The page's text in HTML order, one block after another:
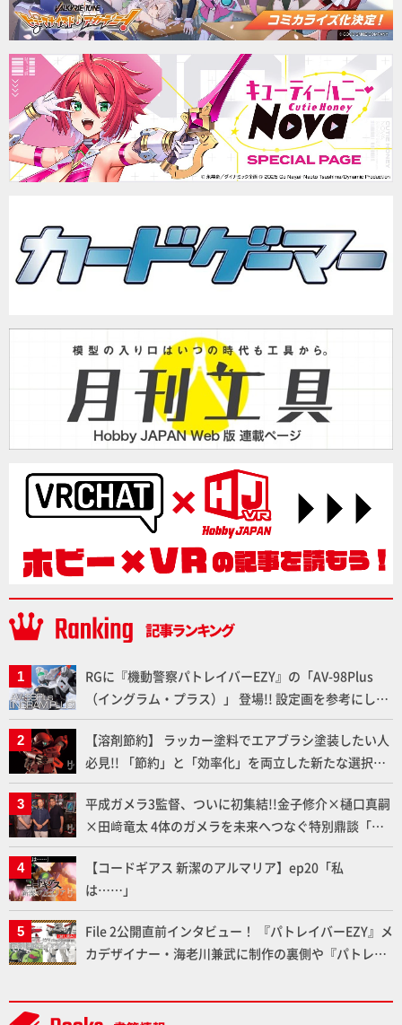
RGに『機動警察パトレイバーEZY』の「AV-98Plus
（イングラム・プラス）」 登場!! 設定画を参考にした
細部のディテールアップやハンドパーツの改造で印象
的なシーンを再現!!
【溶剤節約】 ラッカー塗料でエアブラシ塗装したい人
必見!! 「節約」と「効率化」を両立した新たな選択肢
「カートリッジ式エアーブラシ FLYER-SR2」の使い心
地を「HG ブルーティッシュドッグ」で検証！
平成ガメラ3監督、ついに初集結!!金子修介×樋口真嗣
×田﨑竜太 4体のガメラを未来へつなぐ特別鼎談「ガ
メラ永久保存化プロジェクト FINAL」
【コードギアス 新潔のアルマリア】ep20「私
は……」
File 2公開直前インタビュー！ 『パトレイバーEZY』メ
カデザイナー・海老川兼武に制作の裏側や『パトレイ